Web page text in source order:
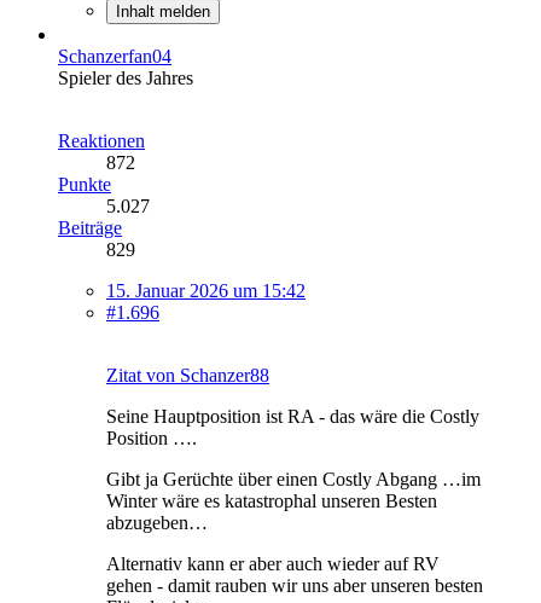
Inhalt melden
Schanzerfan04
Spieler des Jahres
Reaktionen
872
Punkte
5.027
Beiträge
829
15. Januar 2026 um 15:42
#1.696
Zitat von Schanzer88
Seine Hauptposition ist RA - das wäre die Costly
Position ….
Gibt ja Gerüchte über einen Costly Abgang …im
Winter wäre es katastrophal unseren Besten
abzugeben…
Alternativ kann er aber auch wieder auf RV
gehen - damit rauben wir uns aber unseren besten